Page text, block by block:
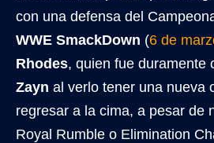
con una defensa del
WWE SmackDown (6 de
Rhodes, quien fue duramente
Zayn al verlo tener una nueva
regresar a la cima, a pesar de
Royal Rumble o Elimination